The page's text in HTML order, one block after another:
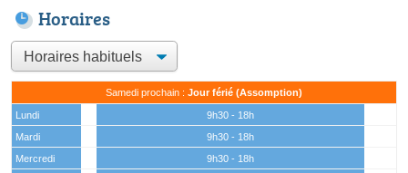
Horaires
Samedi prochain : Jour férié (Assomption)
Lundi
9h30 - 18h
Mardi
9h30 - 18h
Mercredi
9h30 - 18h